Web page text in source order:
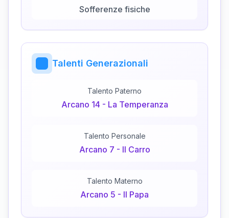
Sofferenze fisiche
Talenti Generazionali
Talento Paterno
Arcano 14 - La Temperanza
Talento Personale
Arcano 7 - Il Carro
Talento Materno
Arcano 5 - Il Papa